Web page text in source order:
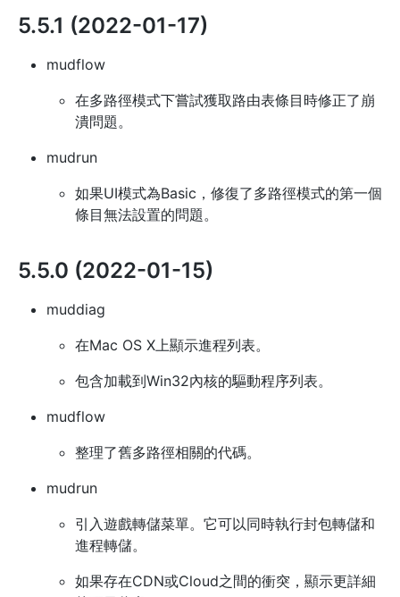
5.5.1 (2022-01-17)
mudflow
在多路徑模式下嘗試獲取路由表條目時修正了崩
潰問題。
mudrun
如果UI模式為Basic，修復了多路徑模式的第一個
條目無法設置的問題。
5.5.0 (2022-01-15)
muddiag
在Mac OS X上顯示進程列表。
包含加載到Win32內核的驅動程序列表。
mudflow
整理了舊多路徑相關的代碼。
mudrun
引入遊戲轉儲菜單。它可以同時執行封包轉儲和
進程轉儲。
如果存在CDN或Cloud之間的衝突，顯示更詳細